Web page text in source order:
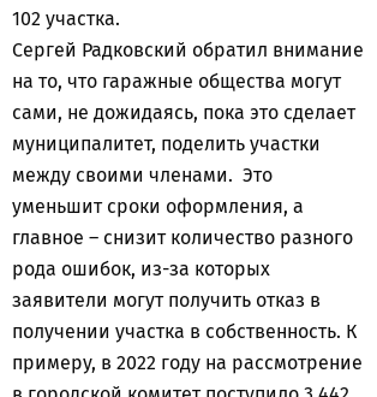
102 участка.
Сергей Радковский обратил внимание
на то, что гаражные общества могут
сами, не дожидаясь, пока это сделает
муниципалитет, поделить участки
между своими членами. Это
уменьшит сроки оформления, а
главное – снизит количество разного
рода ошибок, из-за которых
заявители могут получить отказ в
получении участка в собственность. К
примеру, в 2022 году на рассмотрение